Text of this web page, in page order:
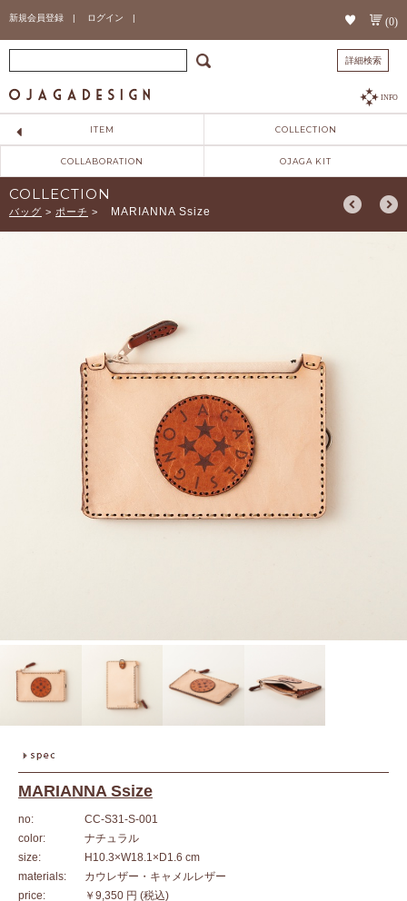
新規会員登録 | ログイン | (0)
詳細検索
INFO
ITEM COLLECTION
COLLABORATION OJAGA KIT
COLLECTION
バッグ > ポーチ > MARIANNA Ssize
MARIANNA Ssize
no:
CC-S31-S-001
color:
ナチュラル
size:
H10.3×W18.1×D1.6 cm
materials:
カウレザー・キャメルレザー
price:
￥9,350 円 (税込)